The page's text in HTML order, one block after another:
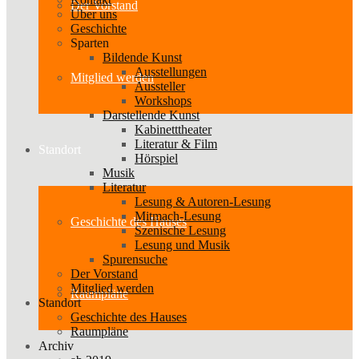
Der Vorstand
Mitglied werden
Standort
Geschichte des Hauses
Raumpläne
Über uns
Geschichte
Sparten
Bildende Kunst
Ausstellungen
Aussteller
Workshops
Darstellende Kunst
Kabinetttheater
Literatur & Film
Hörspiel
Musik
Literatur
Lesung & Autoren-Lesung
Mitmach-Lesung
Szenische Lesung
Lesung und Musik
Spurensuche
Der Vorstand
Mitglied werden
Standort
Geschichte des Hauses
Raumpläne
Archiv